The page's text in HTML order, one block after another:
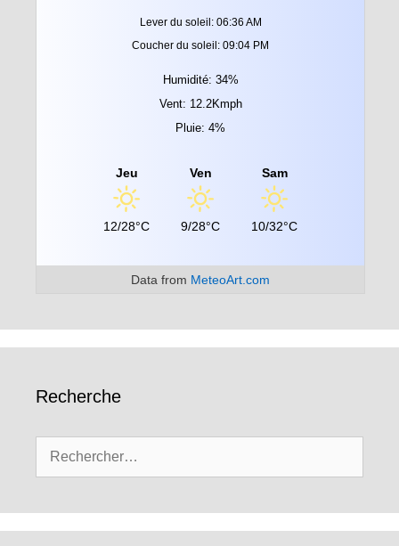
Lever du soleil: 06:36 AM
Coucher du soleil: 09:04 PM
Humidité: 34%
Vent: 12.2Kmph
Pluie: 4%
Jeu
12/28°C
Ven
9/28°C
Sam
10/32°C
Data from MeteoArt.com
Recherche